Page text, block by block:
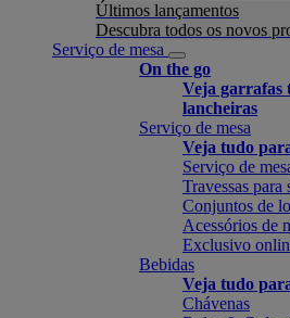
Últimos lançamentos
Descubra todos os novos
Serviço de mesa
On the go
Veja garrafas
lancheiras
Serviço de mesa
Veja tudo
Serviço de
Travessas para
Conjuntos de
Acessórios de
Exclusivo
Bebidas
Veja tudo
Chávenas